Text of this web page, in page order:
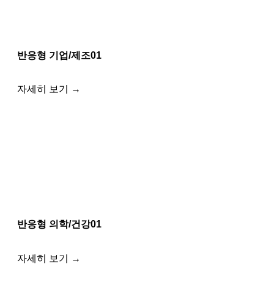
반응형 기업/제조01
자세히 보기 →
반응형 의학/건강01
자세히 보기 →